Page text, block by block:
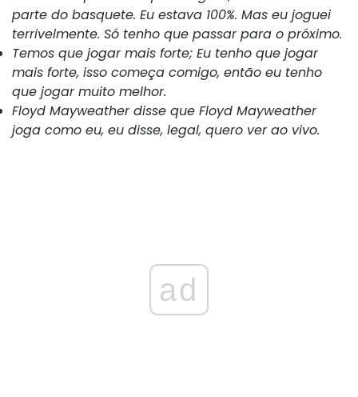
parte do basquete. Eu estava 100%. Mas eu joguei
terrivelmente. Só tenho que passar para o próximo.
Temos que jogar mais forte; Eu tenho que jogar
mais forte, isso começa comigo, então eu tenho
que jogar muito melhor.
Floyd Mayweather disse que Floyd Mayweather
joga como eu, eu disse, legal, quero ver ao vivo.
ad